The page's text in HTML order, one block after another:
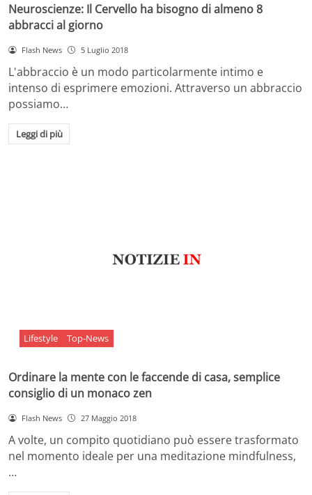
Neuroscienze: Il Cervello ha bisogno di almeno 8
abbracci al giorno
Flash News 5 Luglio 2018
L'abbraccio è un modo particolarmente intimo e
intenso di esprimere emozioni. Attraverso un abbraccio
possiamo…
Leggi di più
Lifestyle Top-News
Ordinare la mente con le faccende di casa, semplice
consiglio di un monaco zen
Flash News 27 Maggio 2018
A volte, un compito quotidiano può essere trasformato
nel momento ideale per una meditazione mindfulness,
…